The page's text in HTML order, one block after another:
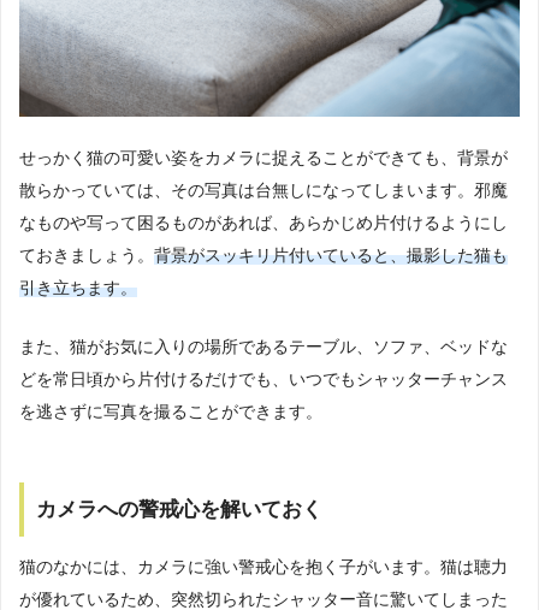
せっかく猫の可愛い姿をカメラに捉えることができても、背景が
散らかっていては、その写真は台無しになってしまいます。邪魔
なものや写って困るものがあれば、あらかじめ片付けるようにし
ておきましょう。 背景がスッキリ片付いていると、撮影した猫も
引き立ちます。
また、猫がお気に入りの場所であるテーブル、ソファ、ベッドな
どを常日頃から片付けるだけでも、いつでもシャッターチャンス
を逃さずに写真を撮ることができます。
カメラへの警戒心を解いておく
猫のなかには、カメラに強い警戒心を抱く子がいます。猫は聴力
が優れているため、突然切られたシャッター音に驚いてしまった